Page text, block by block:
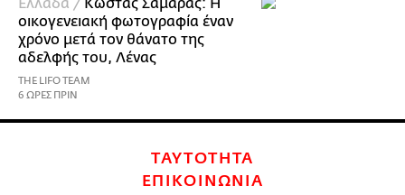
Ελλάδα / Κώστας Σαμαράς: Η
οικογενειακή φωτογραφία έναν
χρόνο μετά τον θάνατο της
αδελφής του, Λένας
THE LIFO TEAM
6 ΩΡΕΣ ΠΡΙΝ
ΤΑΥΤΟΤΗΤΑ
ΕΠΙΚΟΙΝΩΝΙΑ